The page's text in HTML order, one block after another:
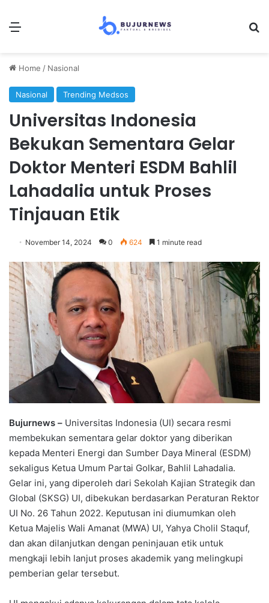
Menu
Home / Nasional
Nasional Trending Medsos
Universitas Indonesia
Bekukan Sementara Gelar
Doktor Menteri ESDM Bahlil
Lahadalia untuk Proses
Tinjauan Etik
November 14, 2024 0 624 1 minute read
Bujurnews – Universitas Indonesia (UI) secara resmi
membekukan sementara gelar doktor yang diberikan
kepada Menteri Energi dan Sumber Daya Mineral (ESDM)
sekaligus Ketua Umum Partai Golkar, Bahlil Lahadalia.
Gelar ini, yang diperoleh dari Sekolah Kajian Strategik dan
Global (SKSG) UI, dibekukan berdasarkan Peraturan Rektor
UI No. 26 Tahun 2022. Keputusan ini diumumkan oleh
Ketua Majelis Wali Amanat (MWA) UI, Yahya Cholil Staquf,
dan akan dilanjutkan dengan peninjauan etik untuk
mengkaji lebih lanjut proses akademik yang melingkupi
pemberian gelar tersebut.